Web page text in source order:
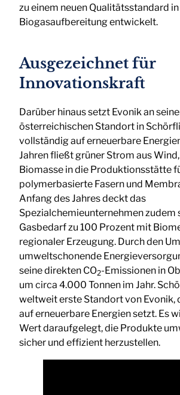
zu einem neuen Qualitätsstandard
Biogasaufbereitung entwickelt.
Ausgezeichnet für
Innovationskraft
Darüber hinaus setzt Evonik an
österreichischen Standort in
vollständig auf erneuerbare
Jahren fließt grüner Strom aus
Biomasse in die Produktionsstätte
polymerbasierte Fasern und
Anfang des Jahres deckt das
Spezialchemieunternehmen zudem
Gasbedarf zu 100 Prozent mit
regionaler Erzeugung. Durch den
umweltschonende
seine direkten CO2-Emissionen in
um circa 4.000 Tonnen im Jahr.
weltweit erste Standort von Evonik,
auf erneuerbare Energien setzt. Es
Wert daraufgelegt, die Produkte
sicher und effizient herzustellen.